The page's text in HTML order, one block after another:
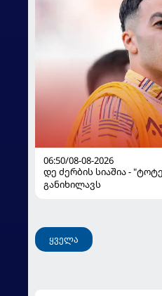
06:50/08-08-2026
დე ძერბის სიაშია -
განიხილავს
ყველა